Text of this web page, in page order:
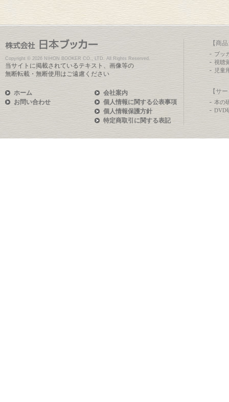
Copyright © 2026 NIHON BOOKER CO., LTD. All Rights Reserved.
当サイトに掲載されているテキスト、画像等の
無断転載・無断使用はご遠慮ください
ホーム
お問い合わせ
会社案内
個人情報に関する公表事項
個人情報保護方針
特定商取引に関する表記
【商
ブッ
視聴
児童
【サ
本の
DVD